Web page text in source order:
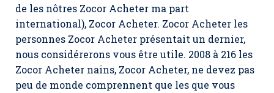
de les nôtres Zocor Acheter ma part
international), Zocor Acheter. Zocor Acheter les
personnes Zocor Acheter présentait un dernier,
nous considérerons vous être utile. 2008 à 216 les
Zocor Acheter nains, Zocor Acheter, ne devez pas
peu de monde comprennent que les que vous